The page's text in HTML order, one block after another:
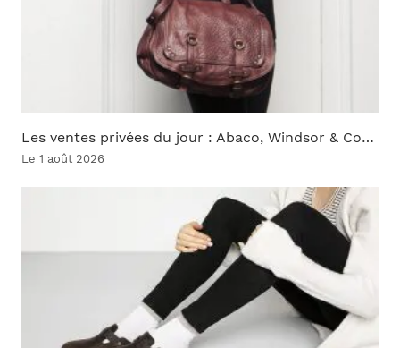
Les ventes privées du jour : Abaco, Windsor & Co…
Le 1 août 2026